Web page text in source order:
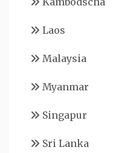
Laos
Malaysia
Myanmar
Singapur
Sri Lanka